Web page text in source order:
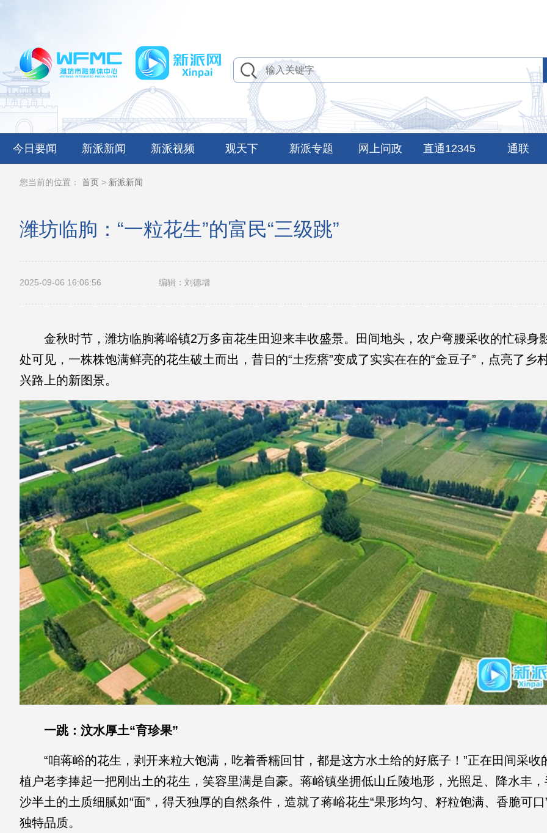
今日要闻 新派新闻 新派视频 观天下 新派专题 网上问政 直通12345 通联
您当前的位置： 首页 > 新派新闻
潍坊临朐：“一粒花生”的富民“三级跳”
2025-09-06 16:06:56 编辑：刘德增
金秋时节，潍坊临朐蒋峪镇2万多亩花生田迎来丰收盛景。田间地头，农户弯腰采收的忙碌身
处可见，一株株饱满鲜亮的花生破土而出，昔日的“土疙瘩”变成了实实在在的“金豆子”，点亮了乡
兴路上的新图景。
一跳：汶水厚土“育珍果”
“咱蒋峪的花生，剥开来粒大饱满，吃着香糯回甘，都是这方水土给的好底子！”正在田间采收
植户老李捧起一把刚出土的花生，笑容里满是自豪。蒋峪镇坐拥低山丘陵地形，光照足、降水丰，
沙半土的土质细腻如“面”，得天独厚的自然条件，造就了蒋峪花生“果形均匀、籽粒饱满、香脆可口
独特品质。